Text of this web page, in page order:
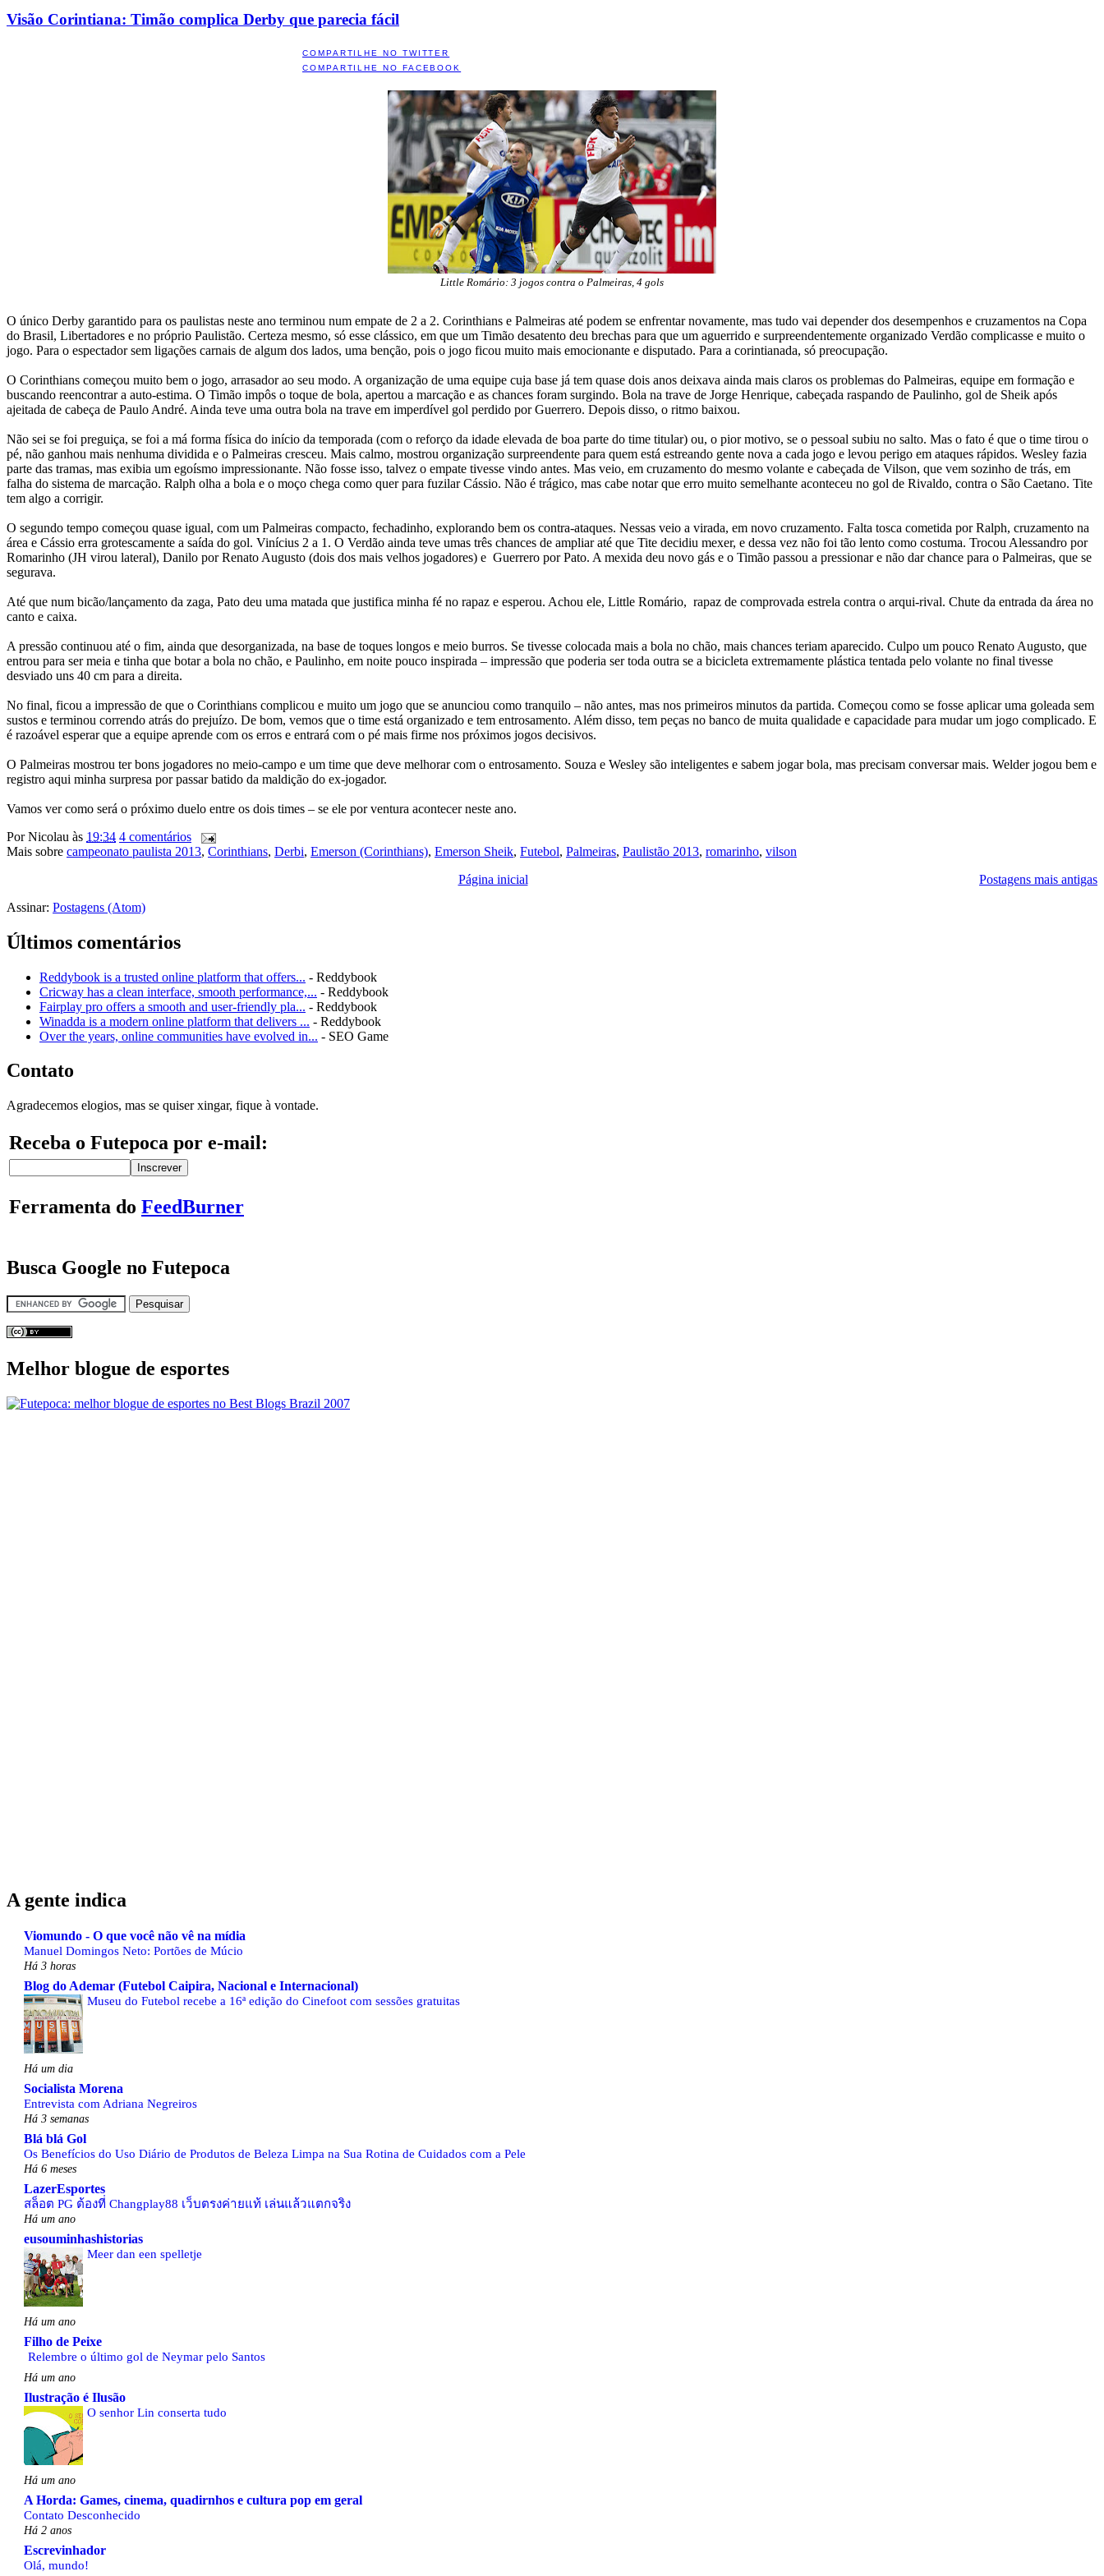
Visão Corintiana: Timão complica Derby que parecia fácil
COMPARTILHE NO TWITTER
COMPARTILHE NO FACEBOOK
Little Romário: 3 jogos contra o Palmeiras, 4 gols
O único Derby garantido para os paulistas neste ano terminou num empate de 2 a 2. Corinthians e Palmeiras até podem se enfrentar novamente, mas tudo vai depender dos desempenhos e cruzamentos na Copa
do Brasil, Libertadores e no próprio Paulistão. Certeza mesmo, só esse clássico, em que um Timão desatento deu brechas para que um aguerrido e surpreendentemente organizado Verdão complicasse e muito o
jogo. Para o espectador sem ligações carnais de algum dos lados, uma benção, pois o jogo ficou muito mais emocionante e disputado. Para a corintianada, só preocupação.
O Corinthians começou muito bem o jogo, arrasador ao seu modo. A organização de uma equipe cuja base já tem quase dois anos deixava ainda mais claros os problemas do Palmeiras, equipe em formação e
buscando reencontrar a auto-estima. O Timão impôs o toque de bola, apertou a marcação e as chances foram surgindo. Bola na trave de Jorge Henrique, cabeçada raspando de Paulinho, gol de Sheik após
ajeitada de cabeça de Paulo André. Ainda teve uma outra bola na trave em imperdível gol perdido por Guerrero. Depois disso, o ritmo baixou.
Não sei se foi preguiça, se foi a má forma física do início da temporada (com o reforço da idade elevada de boa parte do time titular) ou, o pior motivo, se o pessoal subiu no salto. Mas o fato é que o time tirou o
pé, não ganhou mais nenhuma dividida e o Palmeiras cresceu. Mais calmo, mostrou organização surpreendente para quem está estreando gente nova a cada jogo e levou perigo em ataques rápidos. Wesley fazia
parte das tramas, mas exibia um egoísmo impressionante. Não fosse isso, talvez o empate tivesse vindo antes. Mas veio, em cruzamento do mesmo volante e cabeçada de Vilson, que vem sozinho de trás, em
falha do sistema de marcação. Ralph olha a bola e o moço chega como quer para fuzilar Cássio. Não é trágico, mas cabe notar que erro muito semelhante aconteceu no gol de Rivaldo, contra o São Caetano. Tite
tem algo a corrigir.
O segundo tempo começou quase igual, com um Palmeiras compacto, fechadinho, explorando bem os contra-ataques. Nessas veio a virada, em novo cruzamento. Falta tosca cometida por Ralph, cruzamento na
área e Cássio erra grotescamente a saída do gol. Vinícius 2 a 1. O Verdão ainda teve umas três chances de ampliar até que Tite decidiu mexer, e dessa vez não foi tão lento como costuma. Trocou Alessandro por
Romarinho (JH virou lateral), Danilo por Renato Augusto (dois dos mais velhos jogadores) e Guerrero por Pato. A mexida deu novo gás e o Timão passou a pressionar e não dar chance para o Palmeiras, que se
segurava.
Até que num bicão/lançamento da zaga, Pato deu uma matada que justifica minha fé no rapaz e esperou. Achou ele, Little Romário, rapaz de comprovada estrela contra o arqui-rival. Chute da entrada da área no
canto e caixa.
A pressão continuou até o fim, ainda que desorganizada, na base de toques longos e meio burros. Se tivesse colocada mais a bola no chão, mais chances teriam aparecido. Culpo um pouco Renato Augusto, que
entrou para ser meia e tinha que botar a bola no chão, e Paulinho, em noite pouco inspirada – impressão que poderia ser toda outra se a bicicleta extremamente plástica tentada pelo volante no final tivesse
desviado uns 40 cm para a direita.
No final, ficou a impressão de que o Corinthians complicou e muito um jogo que se anunciou como tranquilo – não antes, mas nos primeiros minutos da partida. Começou como se fosse aplicar uma goleada sem
sustos e terminou correndo atrás do prejuízo. De bom, vemos que o time está organizado e tem entrosamento. Além disso, tem peças no banco de muita qualidade e capacidade para mudar um jogo complicado. E
é razoável esperar que a equipe aprende com os erros e entrará com o pé mais firme nos próximos jogos decisivos.
O Palmeiras mostrou ter bons jogadores no meio-campo e um time que deve melhorar com o entrosamento. Souza e Wesley são inteligentes e sabem jogar bola, mas precisam conversar mais. Welder jogou bem e
registro aqui minha surpresa por passar batido da maldição do ex-jogador.
Vamos ver como será o próximo duelo entre os dois times – se ele por ventura acontecer neste ano.
PorNicolau às 19:34 4 comentários
Mais sobre campeonato paulista 2013, Corinthians, Derbi, Emerson (Corinthians), Emerson Sheik, Futebol, Palmeiras, Paulistão 2013, romarinho, vilson
Postagens mais antigas
Página inicial
Assinar: Postagens (Atom)
Últimos comentários
Reddybook is a trusted online platform that offers... - Reddybook
Cricway has a clean interface, smooth performance,... - Reddybook
Fairplay pro offers a smooth and user-friendly pla... - Reddybook
Winadda is a modern online platform that delivers ... - Reddybook
Over the years, online communities have evolved in... - SEO Game
Contato
Agradecemos elogios, mas se quiser xingar, fique à vontade.
Receba o Futepoca por e-mail:
Ferramenta do FeedBurner
Busca Google no Futepoca
Melhor blogue de esportes
A gente indica
Viomundo - O que você não vê na mídia
Manuel Domingos Neto: Portões de Múcio
Há 3 horas
Blog do Ademar (Futebol Caipira, Nacional e Internacional)
Museu do Futebol recebe a 16ª edição do Cinefoot com sessões gratuitas
Há um dia
Socialista Morena
Entrevista com Adriana Negreiros
Há 3 semanas
Blá blá Gol
Os Benefícios do Uso Diário de Produtos de Beleza Limpa na Sua Rotina de Cuidados com a Pele
Há 6 meses
LazerEsportes
สล็อต PG ต้องที่ Changplay88 เว็บตรงค่ายแท้ เล่นแล้วแตกจริง
Há um ano
eusouminhashistorias
Meer dan een spelletje
Há um ano
Filho de Peixe
Relembre o último gol de Neymar pelo Santos
Há um ano
Ilustração é Ilusão
O senhor Lin conserta tudo
Há um ano
A Horda: Games, cinema, quadirnhos e cultura pop em geral
Contato Desconhecido
Há 2 anos
Escrevinhador
Olá, mundo!